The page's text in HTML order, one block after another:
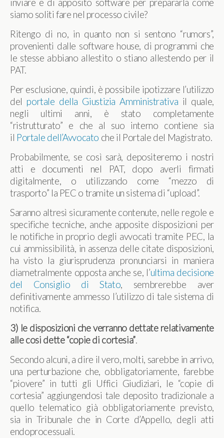
inviare e di apposito software per prepararla come
siamo soliti fare nel processo civile?
Ritengo di no, in quanto non si sentono “rumors”,
provenienti dalle software house, di programmi che
le stesse abbiano allestito o stiano allestendo per il
PAT.
Per esclusione, quindi, è possibile ipotizzare l’utilizzo
del portale della Giustizia Amministrativa il quale,
negli ultimi anni, è stato completamente
“ristrutturato” e che al suo interno contiene sia
il Portale dell’Avvocato che il Portale del Magistrato.
Probabilmente, se così sarà, depositeremo i nostri
atti e documenti nel PAT, dopo averli firmati
digitalmente, o utilizzando come “mezzo di
trasporto” la PEC o tramite un sistema di “upload”.
Saranno altresì sicuramente contenute, nelle regole e
specifiche tecniche, anche apposite disposizioni per
le notifiche in proprio degli avvocati tramite PEC, la
cui ammissibilità, in assenza delle citate disposizioni,
ha visto la giurisprudenza pronunciarsi in maniera
diametralmente opposta anche se, l’ultima decisione
del Consiglio di Stato, sembrerebbe aver
definitivamente ammesso l’utilizzo di tale sistema di
notifica.
3) le disposizioni che verranno dettate relativamente
alle cosi dette “copie di cortesia”.
Secondo alcuni, a dire il vero, molti, sarebbe in arrivo,
una perturbazione che, obbligatoriamente, farebbe
“piovere” in tutti gli Uffici Giudiziari, le “copie di
cortesia” aggiungendosi tale deposito tradizionale a
quello telematico già obbligatoriamente previsto,
sia in Tribunale che in Corte d’Appello, degli atti
endoprocessuali.